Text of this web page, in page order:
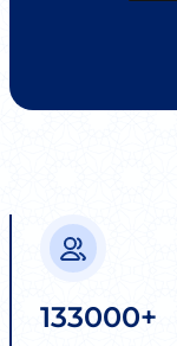
133000+